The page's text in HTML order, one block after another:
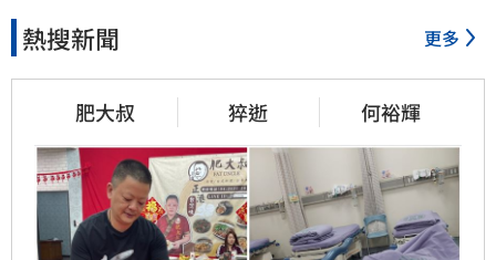
熱搜新聞 更多
肥大叔 猝逝 何裕輝